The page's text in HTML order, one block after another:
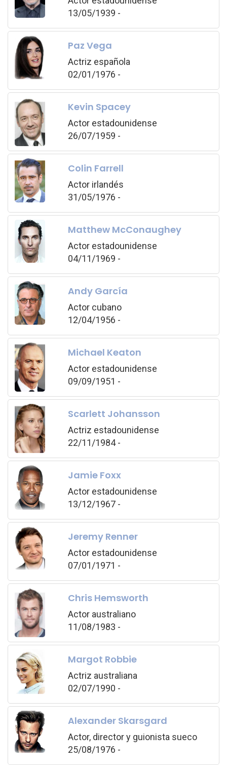
13/05/1939 -
Paz Vega
Actriz española
02/01/1976 -
Kevin Spacey
Actor estadounidense
26/07/1959 -
Colin Farrell
Actor irlandés
31/05/1976 -
Matthew McConaughey
Actor estadounidense
04/11/1969 -
Andy García
Actor cubano
12/04/1956 -
Michael Keaton
Actor estadounidense
09/09/1951 -
Scarlett Johansson
Actriz estadounidense
22/11/1984 -
Jamie Foxx
Actor estadounidense
13/12/1967 -
Jeremy Renner
Actor estadounidense
07/01/1971 -
Chris Hemsworth
Actor australiano
11/08/1983 -
Margot Robbie
Actriz australiana
02/07/1990 -
Alexander Skarsgard
Actor, director y guionista sueco
25/08/1976 -